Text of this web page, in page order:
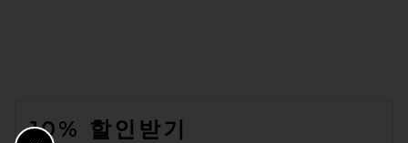
10% 할인받기